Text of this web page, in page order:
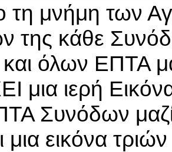
τη μνήμη των
της κάθε
και όλων ΕΠΤΑ
μια ιερή
Συνόδων
μια εικόνα